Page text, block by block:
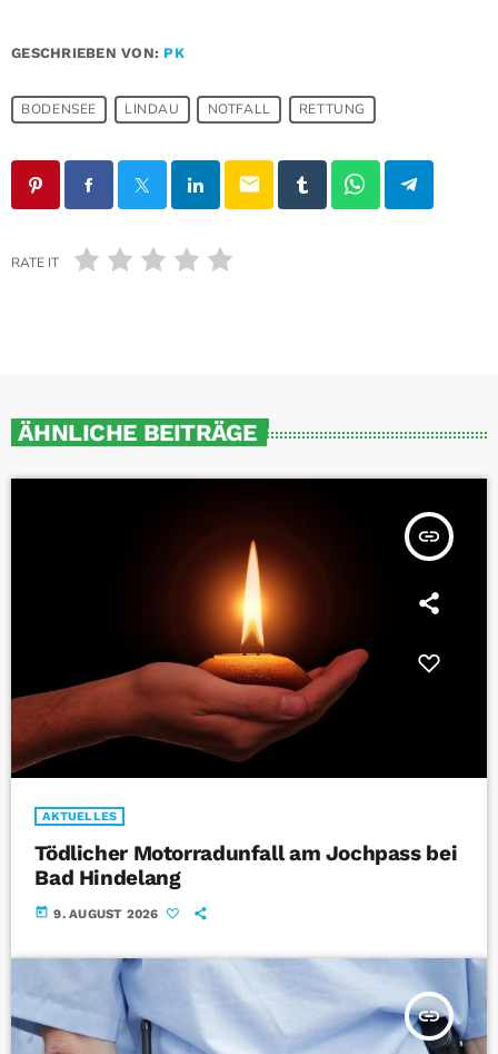
GESCHRIEBEN VON: PK
BODENSEE LINDAU NOTFALL RETTUNG
email
RATE IT
ÄHNLICHE BEITRÄGE
insert_link
AKTUELLES
Tödlicher Motorradunfall am Jochpass bei
Bad Hindelang
today 9. AUGUST 2026
insert_link